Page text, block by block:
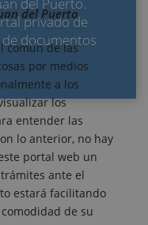
del Puerto.
privado de
documentos
del Puerto
común de las
por medios
a los
los
entender las
lo anterior, no hay
portal web un
ante el
estará facilitando
de su